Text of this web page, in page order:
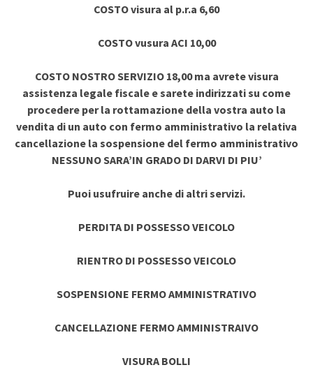
COSTO visura al p.r.a 6,60
COSTO vusura ACI 10,00
COSTO NOSTRO SERVIZIO 18,00 ma avrete visura
assistenza legale fiscale e sarete indirizzati su come
procedere per la rottamazione della vostra auto la
vendita di un auto con fermo amministrativo la relativa
cancellazione la sospensione del fermo amministrativo
NESSUNO SARA’IN GRADO DI DARVI DI PIU’
Puoi usufruire anche di altri servizi.
PERDITA DI POSSESSO VEICOLO
RIENTRO DI POSSESSO VEICOLO
SOSPENSIONE FERMO AMMINISTRATIVO
CANCELLAZIONE FERMO AMMINISTRAIVO
VISURA BOLLI